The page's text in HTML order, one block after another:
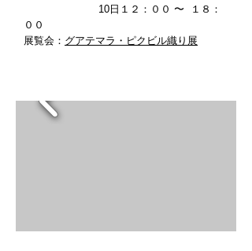
10日１２：００ 〜 １８：
００
展覧会： グアテマラ・ピクビル織り展